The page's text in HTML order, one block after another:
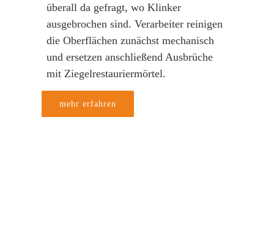
überall da gefragt, wo Klinker
ausgebrochen sind. Verarbeiter reinigen
die Oberflächen zunächst mechanisch
und ersetzen anschließend Ausbrüche
mit Ziegelrestauriermörtel.
mehr erfahren